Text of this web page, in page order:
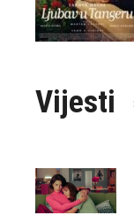
Vijesti